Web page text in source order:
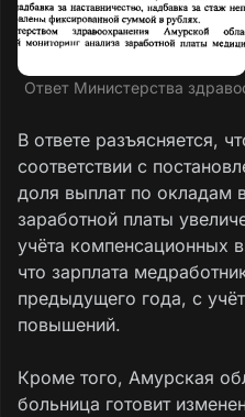
Ответ Министерства
В ответе разъясняется,
соответствии с
доля выплат по окладам
заработной платы
учёта компенсационных
что зарплата
предыдущего года, с
повышений.
Кроме того, Амурская
больница готовит